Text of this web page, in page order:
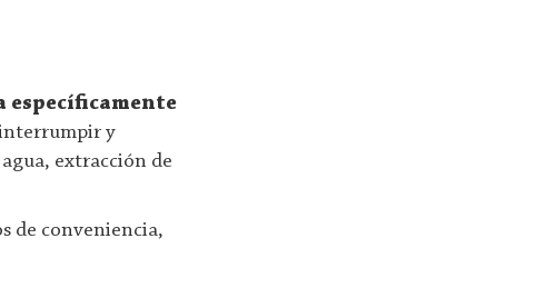
específicamente
interrumpir y
extracción de
de conveniencia,